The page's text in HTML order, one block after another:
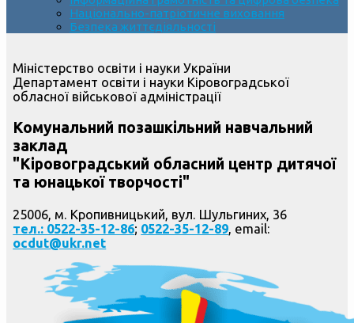
Національно-патріотичне виховання
Безпека життєдіяльності
Міністерство освіти і науки України
Департамент освіти і науки Кіровоградської
обласної військової адміністрації
Комунальний позашкільний навчальний
заклад
"Кіровоградський обласний центр дитячої
та юнацької творчості"
25006, м. Кропивницький, вул. Шульгиних, 36
тел.: 0522-35-12-86; 0522-35-12-89, email:
ocdut@ukr.net